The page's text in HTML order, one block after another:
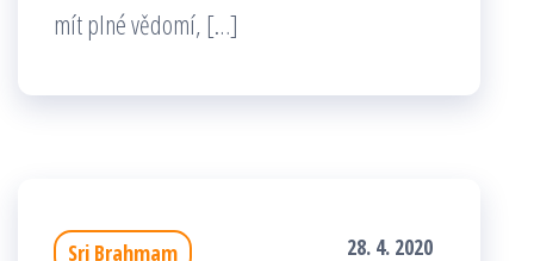
mít plné vědomí, […]
Sri Brahmam 28. 4. 2020